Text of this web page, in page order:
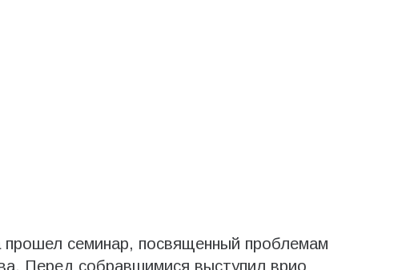
прошел семинар, посвященный проблемам
Перед собравшимися выступил врио